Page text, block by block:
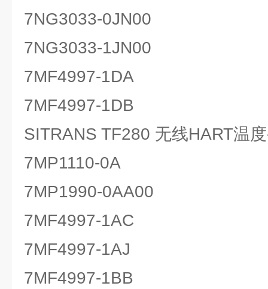
7NG3033-0JN00
7NG3033-1JN00
7MF4997-1DA
7MF4997-1DB
SITRANS TF280 无线HART温
7MP1110-0A
7MP1990-0AA00
7MF4997-1AC
7MF4997-1AJ
7MF4997-1BB